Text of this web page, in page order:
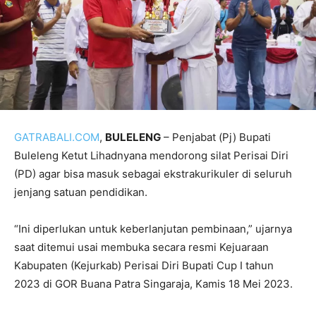
GATRABALI.COM, BULELENG – Penjabat (Pj) Bupati
Buleleng Ketut Lihadnyana mendorong silat Perisai Diri
(PD) agar bisa masuk sebagai ekstrakurikuler di seluruh
jenjang satuan pendidikan.
“Ini diperlukan untuk keberlanjutan pembinaan,” ujarnya
saat ditemui usai membuka secara resmi Kejuaraan
Kabupaten (Kejurkab) Perisai Diri Bupati Cup I tahun
2023 di GOR Buana Patra Singaraja, Kamis 18 Mei 2023.